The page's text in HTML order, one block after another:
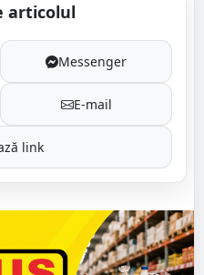
articolul
Messenger
E-mail
link